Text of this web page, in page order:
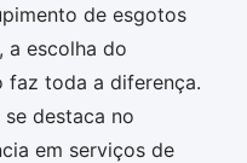
de esgotos
a escolha do
faz toda a diferença.
destaca no
em serviços de